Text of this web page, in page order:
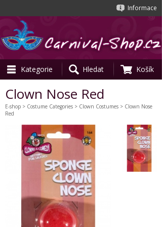
Informace
Kategorie Hledat Košík
Clown Nose Red
E-shop > Costume Categories > Clown Costumes > Clown Nose
Red